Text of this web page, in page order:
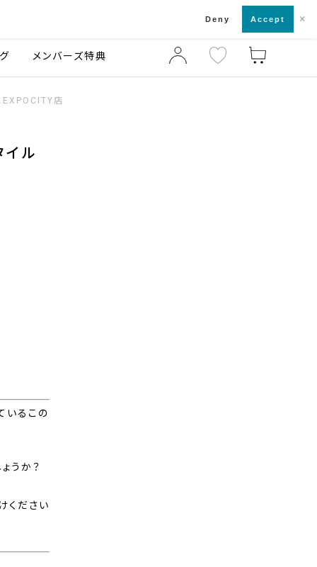
店舗一覧・来店予約
メンバーズ特典
EXPOCITY店
イル
いるこの
うか？
ください
Deny Accept ×